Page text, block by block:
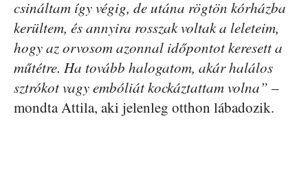
csináltam így végig, de utána rögtön kórházba
kerültem, és annyira rosszak voltak a leleteim,
hogy az orvosom azonnal időpontot keresett a
műtétre. Ha tovább halogatom, akár halálos
sztrókot vagy embóliát kockáztattam volna” –
mondta Attila, aki jelenleg otthon lábadozik.